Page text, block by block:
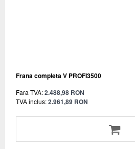
Frana completa V PROFI3500
Fara TVA:2.488,98 RON
TVA inclus:2.961,89 RON